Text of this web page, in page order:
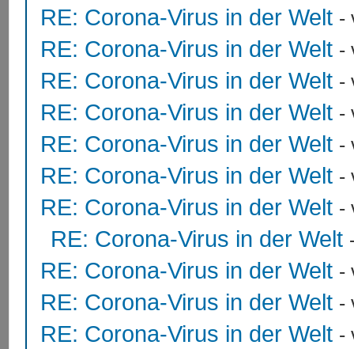
RE: Corona-Virus in der Welt -
RE: Corona-Virus in der Welt -
RE: Corona-Virus in der Welt -
RE: Corona-Virus in der Welt -
RE: Corona-Virus in der Welt -
RE: Corona-Virus in der Welt -
RE: Corona-Virus in der Welt -
RE: Corona-Virus in der Welt
RE: Corona-Virus in der Welt -
RE: Corona-Virus in der Welt -
RE: Corona-Virus in der Welt -